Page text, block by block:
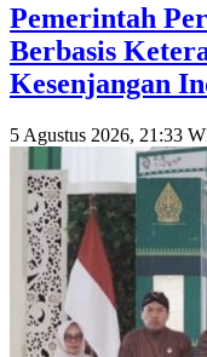
Pemerintah
Berbasis
Kesenjangan
5 Agustus 2026, 21:33